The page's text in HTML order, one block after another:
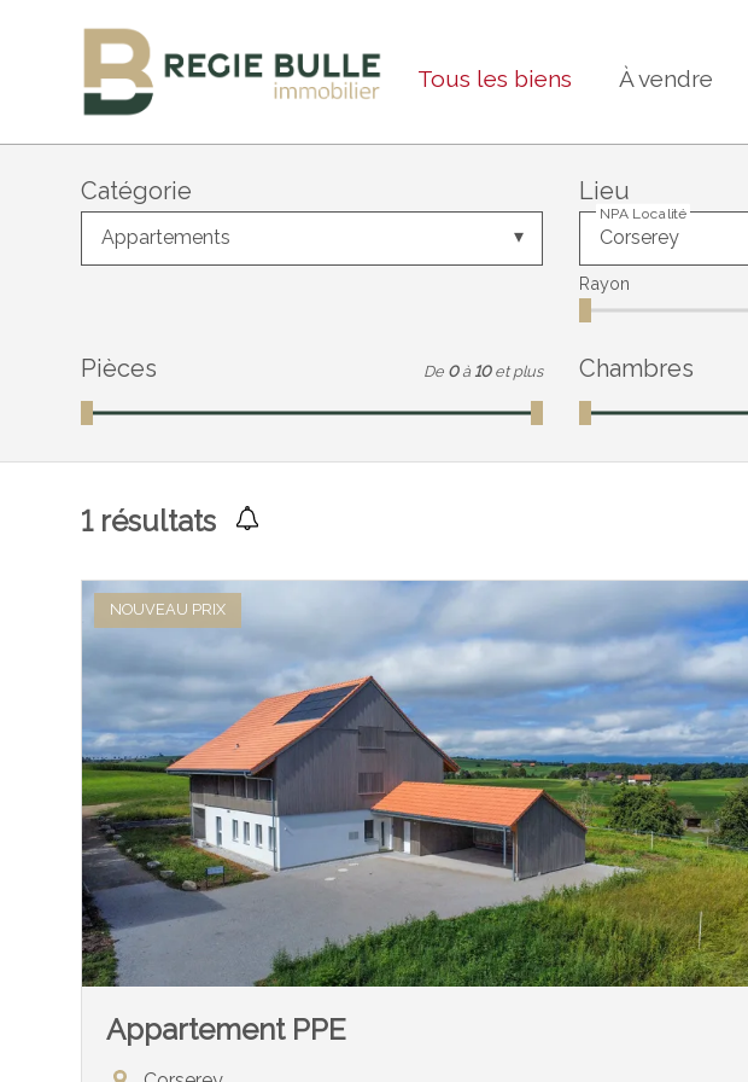
Tous les biens À vendre
Catégorie
Appartements
Lieu
NPA Localité
Rayon
Pièces De 0 à 10 et plus Chambres
1résultats
NOUVEAU PRIX
Appartement PPE